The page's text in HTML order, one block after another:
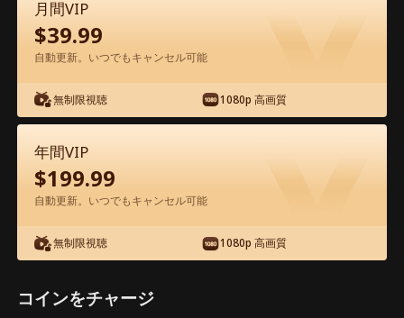
エピソード17 - 司令官の娘は天才占い師
映画フル
1-50 51-72
17 20
月間VIP
$39.99
自動更新。いつでもキャンセル可能
無制限視聴 1080p 高画質
年間VIP
$199.99
自動更新。いつでもキャンセル可能
無制限視聴 1080p 高画質
コインをチャージ